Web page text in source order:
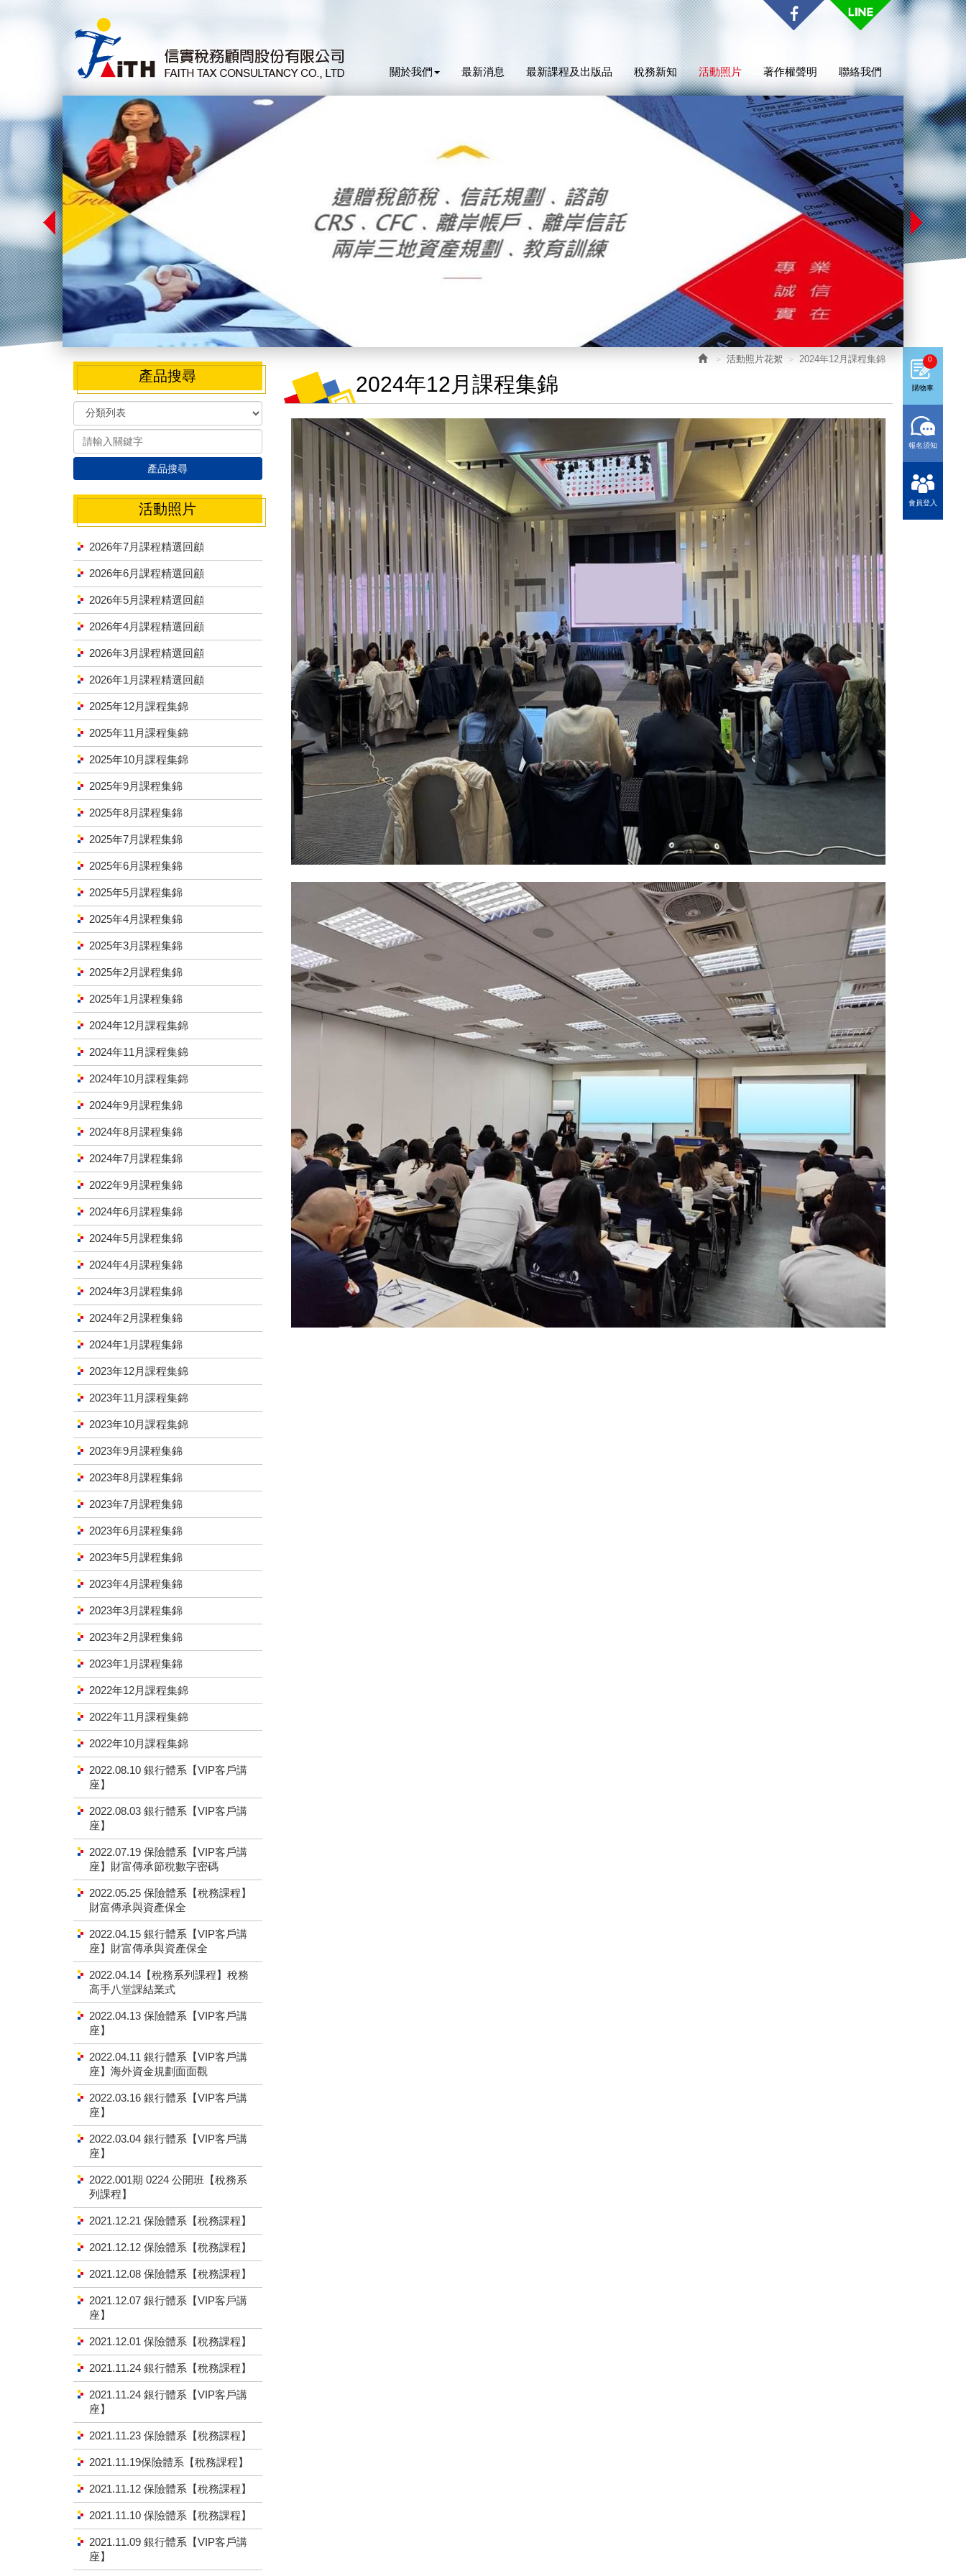
關於我們 最新消息 最新課程及出版品 稅務新知 活動照片 著作權聲明 聯絡我們
產品搜尋
產品搜尋
活動照片
2026年7月課程精選回顧
2026年6月課程精選回顧
2026年5月課程精選回顧
2026年4月課程精選回顧
2026年3月課程精選回顧
2026年1月課程精選回顧
2025年12月課程集錦
2025年11月課程集錦
2025年10月課程集錦
2025年9月課程集錦
2025年8月課程集錦
2025年7月課程集錦
2025年6月課程集錦
2025年5月課程集錦
2025年4月課程集錦
2025年3月課程集錦
2025年2月課程集錦
2025年1月課程集錦
2024年12月課程集錦
2024年11月課程集錦
2024年10月課程集錦
2024年9月課程集錦
2024年8月課程集錦
2024年7月課程集錦
2022年9月課程集錦
2024年6月課程集錦
2024年5月課程集錦
2024年4月課程集錦
2024年3月課程集錦
2024年2月課程集錦
2024年1月課程集錦
2023年12月課程集錦
2023年11月課程集錦
2023年10月課程集錦
2023年9月課程集錦
2023年8月課程集錦
2023年7月課程集錦
2023年6月課程集錦
2023年5月課程集錦
2023年4月課程集錦
2023年3月課程集錦
2023年2月課程集錦
2023年1月課程集錦
2022年12月課程集錦
2022年11月課程集錦
2022年10月課程集錦
2022.08.10 銀行體系【VIP客戶講
座】
2022.08.03 銀行體系【VIP客戶講
座】
2022.07.19 保險體系【VIP客戶講
座】財富傳承節稅數字密碼
2022.05.25 保險體系【稅務課程】
財富傳承與資產保全
2022.04.15 銀行體系【VIP客戶講
座】財富傳承與資產保全
2022.04.14【稅務系列課程】稅務
高手八堂課結業式
2022.04.13 保險體系【VIP客戶講
座】
2022.04.11 銀行體系【VIP客戶講
座】海外資金規劃面面觀
2022.03.16 銀行體系【VIP客戶講
座】
2022.03.04 銀行體系【VIP客戶講
座】
2022.001期 0224 公開班【稅務系
列課程】
2021.12.21 保險體系【稅務課程】
2021.12.12 保險體系【稅務課程】
2021.12.08 保險體系【稅務課程】
2021.12.07 銀行體系【VIP客戶講
座】
2021.12.01 保險體系【稅務課程】
2021.11.24 銀行體系【稅務課程】
2021.11.24 銀行體系【VIP客戶講
座】
2021.11.23 保險體系【稅務課程】
2021.11.19保險體系【稅務課程】
2021.11.12 保險體系【稅務課程】
2021.11.10 保險體系【稅務課程】
2021.11.09 銀行體系【VIP客戶講
座】
活動照片花絮 2024年12月課程集錦
2024年12月課程集錦 購物車
0
報名須知
會員登入